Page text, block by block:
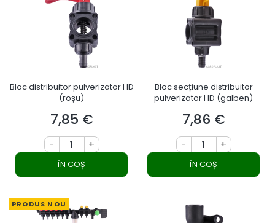
Bloc distribuitor pulverizator HD
(roșu)
Preț
7,85 €
- +
ÎN COȘ
Bloc secțiune distribuitor
pulverizator HD (galben)
Preț
7,86 €
- +
ÎN COȘ
PRODUS NOU